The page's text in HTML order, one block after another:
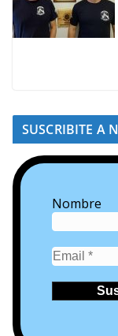
SUSCRIBITE A
Nombre